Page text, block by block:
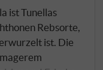
ist Tunellas
Rebsorte,
ist. Die